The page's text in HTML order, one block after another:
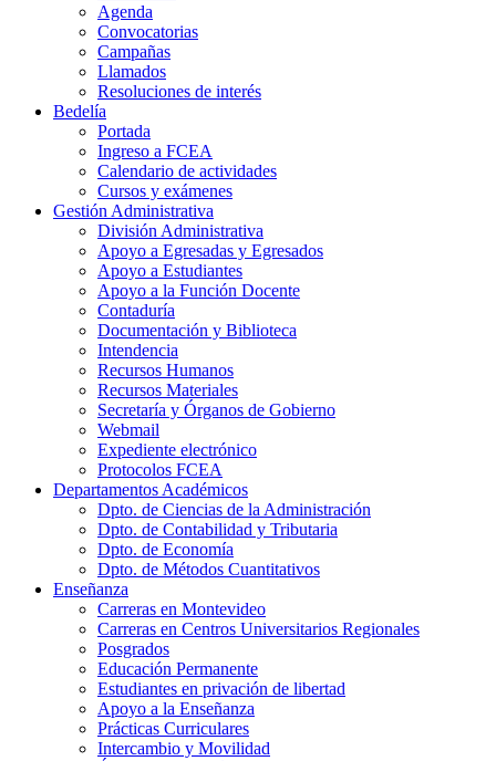
Agenda
Convocatorias
Campañas
Llamados
Resoluciones de interés
Bedelía
Portada
Ingreso a FCEA
Calendario de actividades
Cursos y exámenes
Gestión Administrativa
División Administrativa
Apoyo a Egresadas y Egresados
Apoyo a Estudiantes
Apoyo a la Función Docente
Contaduría
Documentación y Biblioteca
Intendencia
Recursos Humanos
Recursos Materiales
Secretaría y Órganos de Gobierno
Webmail
Expediente electrónico
Protocolos FCEA
Departamentos Académicos
Dpto. de Ciencias de la Administración
Dpto. de Contabilidad y Tributaria
Dpto. de Economía
Dpto. de Métodos Cuantitativos
Enseñanza
Carreras en Montevideo
Carreras en Centros Universitarios Regionales
Posgrados
Educación Permanente
Estudiantes en privación de libertad
Apoyo a la Enseñanza
Prácticas Curriculares
Intercambio y Movilidad